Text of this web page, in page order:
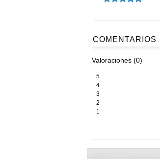
COMENTARIOS
Valoraciones (0)
5
4
3
2
1